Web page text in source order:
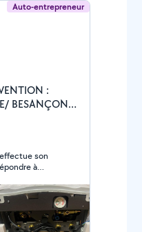
Auto-entrepreneur
BESANÇON
7J/7son
à
de ses